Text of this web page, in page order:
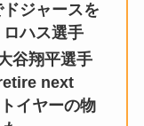
ジャースを
ハス選手
谷翔平選手
next
イヤーの物